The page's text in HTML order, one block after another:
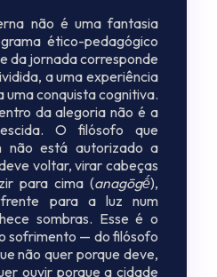
não é uma fantasia
ético-pedagógico
da jornada corresponde
a uma experiência
uma conquista cognitiva.
da alegoria não é a
O filósofo que
não está autorizado a
voltar, virar cabeças
para cima (anagōgḗ),
para a luz num
sombras. Esse é o
sofrimento — do filósofo
não quer porque deve,
ouvir porque a cidade